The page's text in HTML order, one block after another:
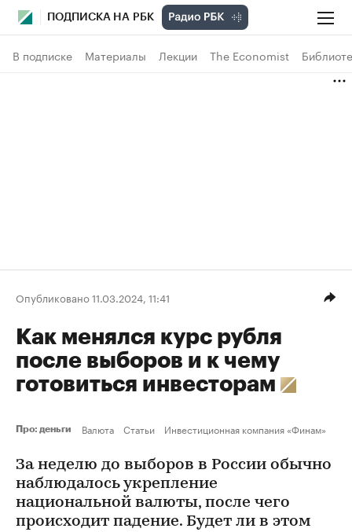
ПОДПИСКА НА РБК
В подписке Материалы Лекции The Economist
Опубликовано 11.03.2024, 11:41
Как менялся курс рубля
после выборов и к чему
готовиться инвесторам
Про: деньги Валюта Статьи Инвестиционная компания «Финам»
За неделю до выборов в России обычно
наблюдалось укрепление
национальной валюты, после чего
происходит падение. Будет ли в этом